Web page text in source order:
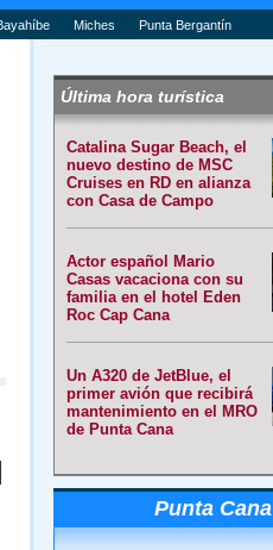
Miches Punta Bergantín
Última hora turística
Catalina Sugar Beach, el
nuevo destino de MSC
Cruises en RD en alianza
con Casa de Campo
Actor español Mario
Casas vacaciona con su
familia en el hotel Eden
Roc Cap Cana
Un A320 de JetBlue, el
primer avión que recibirá
mantenimiento en el MRO
de Punta Cana
Punta Cana